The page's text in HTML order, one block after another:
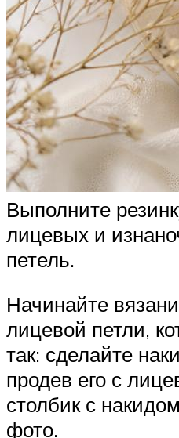
Выполните
лицевых и
петель.
Начинайте
лицевой петли,
так: сделайте
продев его с
столбик с
фото.